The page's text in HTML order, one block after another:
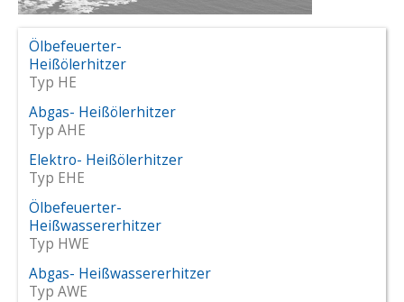
Neuigkeiten
Stellenangebote
Downloads
Zertifikate
Standorte
Deutsch
Englisch
Ölbefeuerter-
Heißölerhitzer
Typ HE
Abgas- Heißölerhitzer
Typ AHE
Elektro- Heißölerhitzer
Typ EHE
Ölbefeuerter-
Heißwassererhitzer
Typ HWE
Abgas- Heißwassererhitzer
Typ AWE